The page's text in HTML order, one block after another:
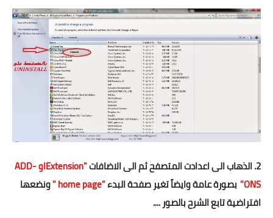
2. الذهاب الى اعدادت المتصفح ثم الى الاضافات
"Extensionاو ADD-
ONS" بصورة عامة وايضاً تغير صفحة البدء"home page "
ونضعها
افتراضية تابع الشرح بالصور ....